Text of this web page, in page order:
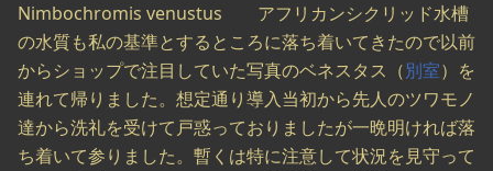
Nimbochromis venustus アフリカンシクリッド水槽
の水質も私の基準とするところに落ち着いてきたので以前
からショップで注目していた写真のベネスタス（別室）を
連れて帰りました。想定通り導入当初から先人のツワモノ
達から洗礼を受けて戸惑っておりましたが一晩明ければ落
ち着いて参りました。暫くは特に注意して状況を見守って